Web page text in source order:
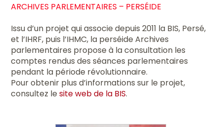
ARCHIVES PARLEMENTAIRES – PERSÉIDE
Issu d’un projet qui associe depuis 2011 la BIS, Persé,
et l’IHRF, puis l’IHMC, la perséide Archives
parlementaires propose à la consultation les
comptes rendus des séances parlementaires
pendant la période révolutionnaire.
Pour obtenir plus d’informations sur le projet,
consultez lesite web de la BIS.